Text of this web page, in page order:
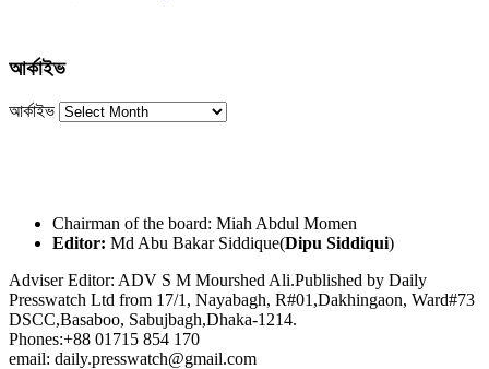
আর্কাইভ
আর্কাইভ
Chairman of the board: Miah Abdul Momen
Editor: Md Abu Bakar Siddique(Dipu Siddiqui)
Adviser Editor: ADV S M Mourshed Ali.Published by Daily
Presswatch Ltd from 17/1, Nayabagh, R#01,Dakhingaon, Ward#73
DSCC,Basaboo, Sabujbagh,Dhaka-1214.
Phones:+88 01715 854 170
email: daily.presswatch@gmail.com